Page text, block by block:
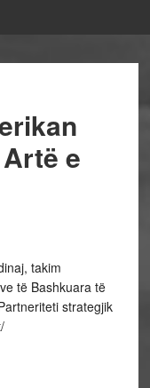
e
takim
të Bashkuara të
strategjik